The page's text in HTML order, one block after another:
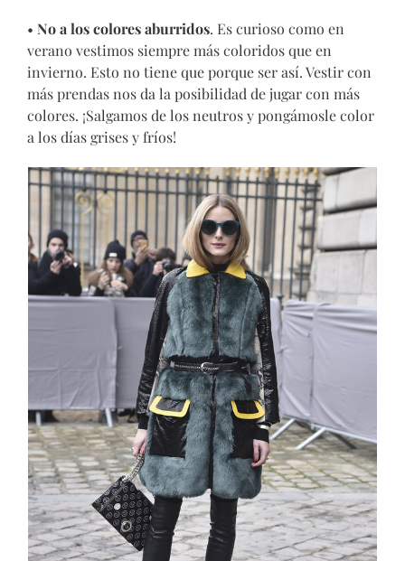
• No a los colores aburridos. Es curioso como en
verano vestimos siempre más coloridos que en
invierno. Esto no tiene que porque ser así. Vestir con
más prendas nos da la posibilidad de jugar con más
colores. ¡Salgamos de los neutros y pongámosle color
a los días grises y fríos!